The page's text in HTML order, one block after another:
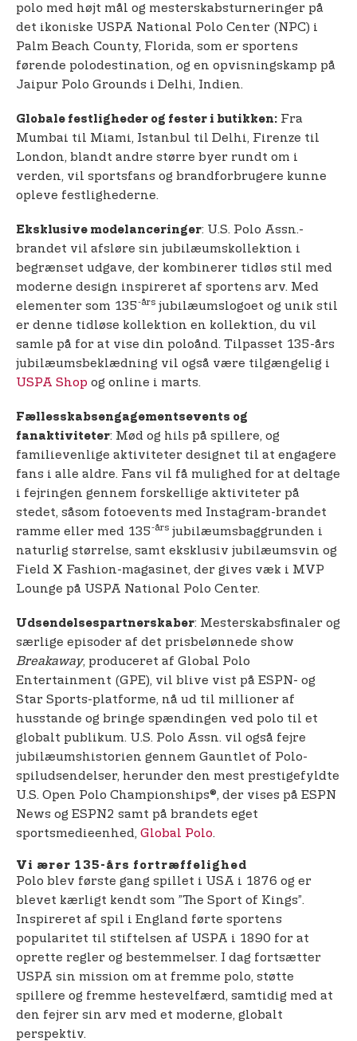
polo med højt mål og mesterskabsturneringer på
det ikoniske USPA National Polo Center (NPC) i
Palm Beach County, Florida, som er sportens
førende polodestination, og en opvisningskamp på
Jaipur Polo Grounds i Delhi, Indien.
Globale festligheder og fester i butikken: Fra
Mumbai til Miami, Istanbul til Delhi, Firenze til
London, blandt andre større byer rundt om i
verden, vil sportsfans og brandforbrugere kunne
opleve festlighederne.
Eksklusive modelanceringer: U.S. Polo Assn.-
brandet vil afsløre sin jubilæumskollektion i
begrænset udgave, der kombinerer tidløs stil med
moderne design inspireret af sportens arv. Med
elementer som 135-års jubilæumslogoet og unik stil
er denne tidløse kollektion en kollektion, du vil
samle på for at vise din poloånd. Tilpasset 135-års
jubilæumsbeklædning vil også være tilgængelig i
USPA Shop og online i marts.
Fællesskabsengagementsevents og
fanaktiviteter: Mød og hils på spillere, og
familievenlige aktiviteter designet til at engagere
fans i alle aldre. Fans vil få mulighed for at deltage
i fejringen gennem forskellige aktiviteter på
stedet, såsom fotoevents med Instagram-brandet
ramme eller med 135-års jubilæumsbaggrunden i
naturlig størrelse, samt eksklusiv jubilæumsvin og
Field X Fashion-magasinet, der gives væk i MVP
Lounge på USPA National Polo Center.
Udsendelsespartnerskaber: Mesterskabsfinaler og
særlige episoder af det prisbelønnede show
Breakaway, produceret af Global Polo
Entertainment (GPE), vil blive vist på ESPN- og
Star Sports-platforme, nå ud til millioner af
husstande og bringe spændingen ved polo til et
globalt publikum. U.S. Polo Assn. vil også fejre
jubilæumshistorien gennem Gauntlet of Polo-
spiludsendelser, herunder den mest prestigefyldte
U.S. Open Polo Championships®, der vises på ESPN
News og ESPN2 samt på brandets eget
sportsmedieenhed, Global Polo.
Vi ærer 135-års fortræffelighed
Polo blev første gang spillet i USA i 1876 og er
blevet kærligt kendt som ”The Sport of Kings”.
Inspireret af spil i England førte sportens
popularitet til stiftelsen af USPA i 1890 for at
oprette regler og bestemmelser. I dag fortsætter
USPA sin mission om at fremme polo, støtte
spillere og fremme hestevelfærd, samtidig med at
den fejrer sin arv med et moderne, globalt
perspektiv.